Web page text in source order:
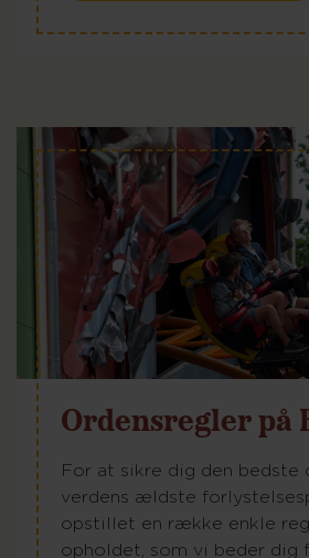
Ordensregler på
For at sikre dig den bedste
verdens ældste
opstillet en række enkle
opholdet, som vi beder dig